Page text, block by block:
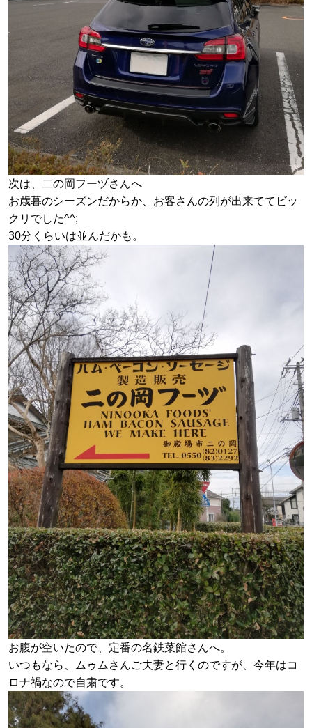
次は、二の岡フーヅさんへ
お歳暮のシーズンだからか、お客さんの列が出来ててビッ
クリでした^^;
30分くらいは並んだかも。
お腹が空いたので、定番の名鉄菜館さんへ。
いつもなら、ムゥムさんご夫妻と行くのですが、今年はコ
ロナ禍なので自粛です。